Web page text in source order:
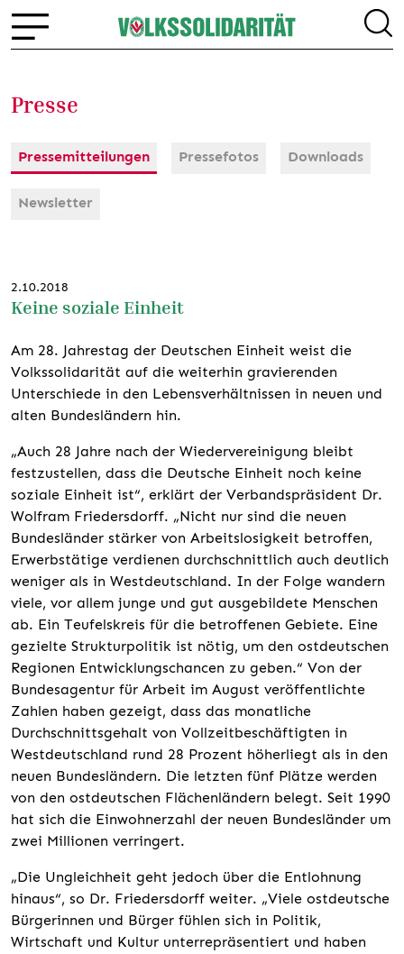
Presse
Pressemitteilungen Pressefotos Downloads
Newsletter
2.10.2018
Keine soziale Einheit
Am 28. Jahrestag der Deutschen Einheit weist die
Volkssolidarität auf die weiterhin gravierenden
Unterschiede in den Lebensverhältnissen in neuen und
alten Bundesländern hin.
„Auch 28 Jahre nach der Wiedervereinigung bleibt
festzustellen, dass die Deutsche Einheit noch keine
soziale Einheit ist“, erklärt der Verbandspräsident Dr.
Wolfram Friedersdorff. „Nicht nur sind die neuen
Bundesländer stärker von Arbeitslosigkeit betroffen,
Erwerbstätige verdienen durchschnittlich auch deutlich
weniger als in Westdeutschland. In der Folge wandern
viele, vor allem junge und gut ausgebildete Menschen
ab. Ein Teufelskreis für die betroffenen Gebiete. Eine
gezielte Strukturpolitik ist nötig, um den ostdeutschen
Regionen Entwicklungschancen zu geben.“ Von der
Bundesagentur für Arbeit im August veröffentlichte
Zahlen haben gezeigt, dass das monatliche
Durchschnittsgehalt von Vollzeitbeschäftigten in
Westdeutschland rund 28 Prozent höherliegt als in den
neuen Bundesländern. Die letzten fünf Plätze werden
von den ostdeutschen Flächenländern belegt. Seit 1990
hat sich die Einwohnerzahl der neuen Bundesländer um
zwei Millionen verringert.
„Die Ungleichheit geht jedoch über die Entlohnung
hinaus“, so Dr. Friedersdorff weiter. „Viele ostdeutsche
Bürgerinnen und Bürger fühlen sich in Politik,
Wirtschaft und Kultur unterrepräsentiert und haben